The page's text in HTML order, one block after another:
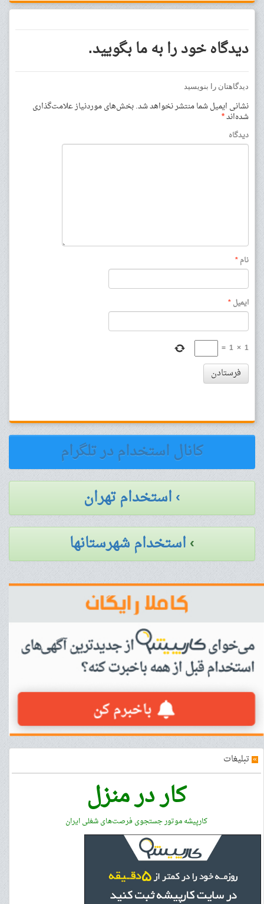
دیدگاه خود را به ما بگویید.
دیدگاهتان را بنویسید
نشانی ایمیل شما منتشر نخواهد شد.بخش‌های موردنیاز علامت‌گذاری
شده‌اند*
دیدگاه
نام*
ایمیل*
1
×
1
=
فرستادن
کانال استخدام در تلگرام
› استخدام تهران
›استخدام شهرستانها
» تبلیغات
کار در منزل
کارپیشه موتور جستجوی فرصت‌های شغلی ایران